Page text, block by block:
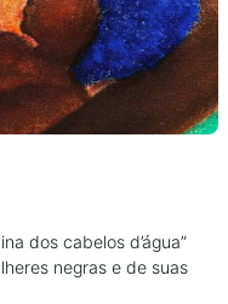
dos cabelos d’água”
negras e de suas